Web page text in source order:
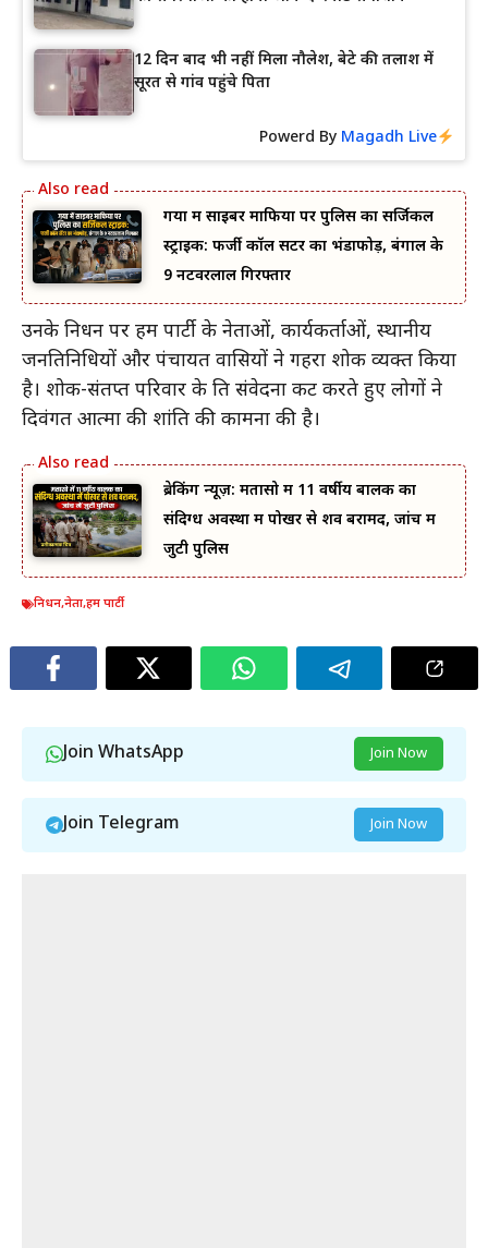
12 दिन बाद भी नहीं मिला नौलेश, बेटे की तलाश में
सूरत से गांव पहुंचे पिता
Powerd By Magadh Live
गया में साइबर माफिया पर पुलिस का सर्जिकल
स्ट्राइक: फर्जी कॉल सेंटर का भंडाफोड़, बंगाल के
9 नटवरलाल गिरफ्तार
उनके निधन पर हम पार्टी के नेताओं, कार्यकर्ताओं, स्थानीय
जनप्रतिनिधियों और पंचायत वासियों ने गहरा शोक व्यक्त किया
है। शोक-संतप्त परिवार के प्रति संवेदना प्रकट करते हुए लोगों ने
दिवंगत आत्मा की शांति की कामना की है।
ब्रेकिंग न्यूज़: मतासो में 11 वर्षीय बालक का
संदिग्ध अवस्था में पोखर से शव बरामद, जांच में
जुटी पुलिस
निधन,नेता,हम पार्टी
Join WhatsApp Join Now
Join Telegram Join Now